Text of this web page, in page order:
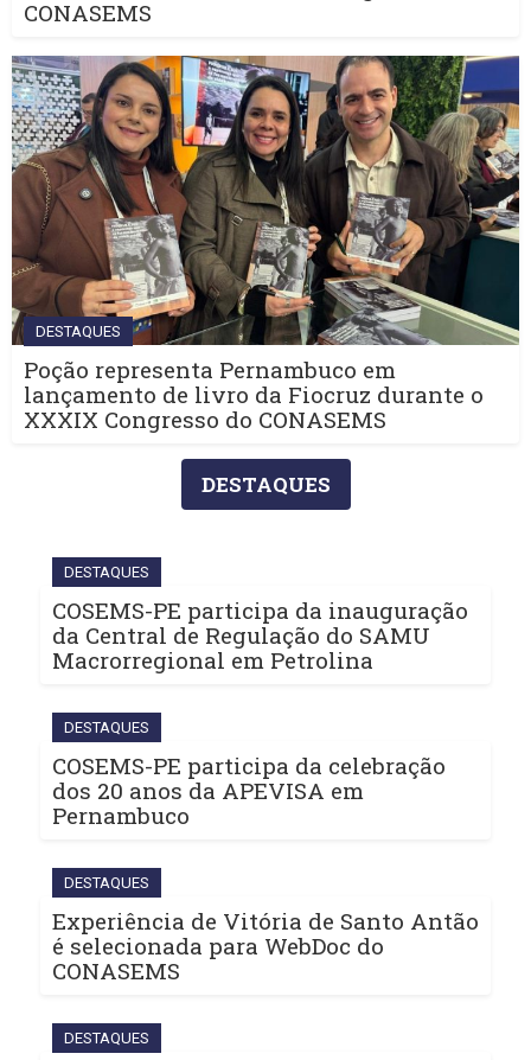
CONASEMS
DESTAQUES
Poção representa Pernambuco em
lançamento de livro da Fiocruz durante o
XXXIX Congresso do CONASEMS
DESTAQUES
DESTAQUES
COSEMS-PE participa da inauguração
da Central de Regulação do SAMU
Macrorregional em Petrolina
DESTAQUES
COSEMS-PE participa da celebração
dos 20 anos da APEVISA em
Pernambuco
DESTAQUES
Experiência de Vitória de Santo Antão
é selecionada para WebDoc do
CONASEMS
DESTAQUES